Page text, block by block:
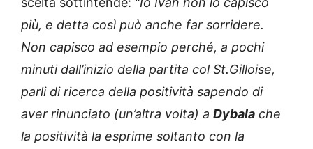
più, e detta così può anche far sorridere.
Non capisco ad esempio perché, a pochi
minuti dall’inizio della partita col St.Gilloise,
parli di ricerca della positività sapendo di
aver rinunciato (un’altra volta) a Dybala che
la positività la esprime soltanto con la